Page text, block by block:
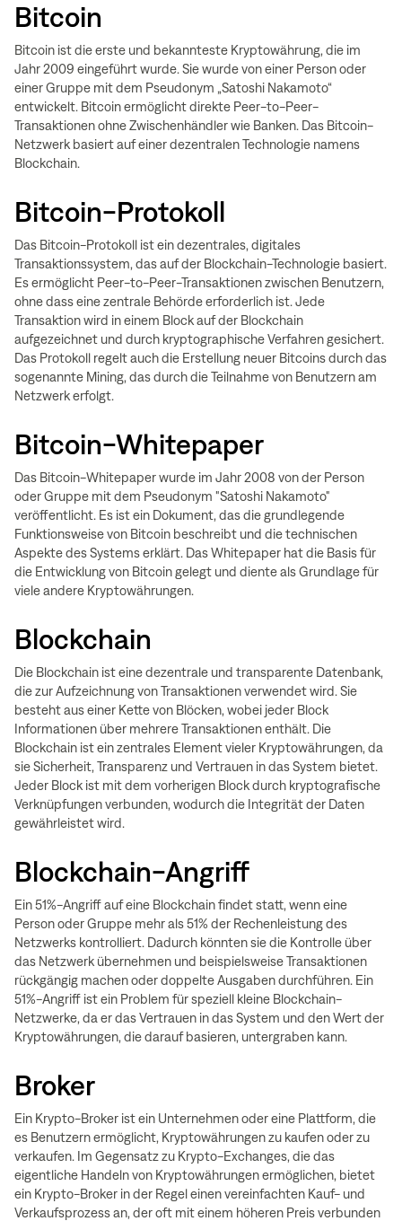
Bitcoin
Bitcoin ist die erste und bekannteste Kryptowährung, die im
Jahr 2009 eingeführt wurde. Sie wurde von einer Person oder
einer Gruppe mit dem Pseudonym „Satoshi Nakamoto“
entwickelt. Bitcoin ermöglicht direkte Peer-to-Peer-
Transaktionen ohne Zwischenhändler wie Banken. Das Bitcoin-
Netzwerk basiert auf einer dezentralen Technologie namens
Blockchain.
Bitcoin-Protokoll
Das Bitcoin-Protokoll ist ein dezentrales, digitales
Transaktionssystem, das auf der Blockchain-Technologie basiert.
Es ermöglicht Peer-to-Peer-Transaktionen zwischen Benutzern,
ohne dass eine zentrale Behörde erforderlich ist. Jede
Transaktion wird in einem Block auf der Blockchain
aufgezeichnet und durch kryptographische Verfahren gesichert.
Das Protokoll regelt auch die Erstellung neuer Bitcoins durch das
sogenannte Mining, das durch die Teilnahme von Benutzern am
Netzwerk erfolgt.
Bitcoin-Whitepaper
Das Bitcoin-Whitepaper wurde im Jahr 2008 von der Person
oder Gruppe mit dem Pseudonym "Satoshi Nakamoto"
veröffentlicht. Es ist ein Dokument, das die grundlegende
Funktionsweise von Bitcoin beschreibt und die technischen
Aspekte des Systems erklärt. Das Whitepaper hat die Basis für
die Entwicklung von Bitcoin gelegt und diente als Grundlage für
viele andere Kryptowährungen.
Blockchain
Die Blockchain ist eine dezentrale und transparente Datenbank,
die zur Aufzeichnung von Transaktionen verwendet wird. Sie
besteht aus einer Kette von Blöcken, wobei jeder Block
Informationen über mehrere Transaktionen enthält. Die
Blockchain ist ein zentrales Element vieler Kryptowährungen, da
sie Sicherheit, Transparenz und Vertrauen in das System bietet.
Jeder Block ist mit dem vorherigen Block durch kryptografische
Verknüpfungen verbunden, wodurch die Integrität der Daten
gewährleistet wird.
Blockchain-Angriff
Ein 51%-Angriff auf eine Blockchain findet statt, wenn eine
Person oder Gruppe mehr als 51% der Rechenleistung des
Netzwerks kontrolliert. Dadurch könnten sie die Kontrolle über
das Netzwerk übernehmen und beispielsweise Transaktionen
rückgängig machen oder doppelte Ausgaben durchführen. Ein
51%-Angriff ist ein Problem für speziell kleine Blockchain-
Netzwerke, da er das Vertrauen in das System und den Wert der
Kryptowährungen, die darauf basieren, untergraben kann.
Broker
Ein Krypto-Broker ist ein Unternehmen oder eine Plattform, die
es Benutzern ermöglicht, Kryptowährungen zu kaufen oder zu
verkaufen. Im Gegensatz zu Krypto-Exchanges, die das
eigentliche Handeln von Kryptowährungen ermöglichen, bietet
ein Krypto-Broker in der Regel einen vereinfachten Kauf- und
Verkaufsprozess an, der oft mit einem höheren Preis verbunden